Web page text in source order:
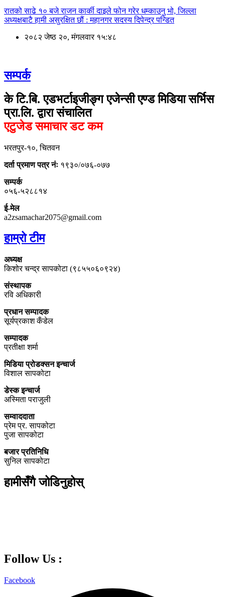
रातको साढे १० बजे राजन कार्की दाइले फोन गरेर धम्काउनु भो, जिल्ला
अध्यक्षबाटै हामी असुरक्षित छौं : महानगर सदस्य दिपेन्द्र पन्डित
२०८२ जेष्ठ २०, मंगलवार १५:४८
सम्पर्क
के टि.बि. एडभर्टाइजीङ्ग एजेन्सी एण्ड मिडिया सर्भिस
प्रा.लि. द्वारा संचालित
एटुजेड समाचार डट कम
भरतपुर-१०, चितवन
दर्ता प्रमाण पत्र नंः १९३०/०७६-०७७
सम्पर्क
०५६-५२८८१४
ई-मेल
a2zsamachar2075@gmail.com
हाम्रो टीम
अध्यक्ष
किशोर चन्द्र सापकोटा (९८५५०६०९२४)
संस्थापक
रवि अधिकारी
प्रधान सम्पादक
सूर्यप्रकाश कँडेल
सम्पादक
प्रतीक्षा शर्मा
मिडिया प्रोडक्सन इन्चार्ज
विशाल सापकोटा
डेस्क इन्चार्ज
अस्मिता पराजुली
सम्वाददाता
प्रेम प्र. सापकोटा
पुजा सापकोटा
बजार प्रतिनिधि
सुनिल सापकोटा
हामीसँगै जोडिनुहोस्
Follow Us :
Facebook